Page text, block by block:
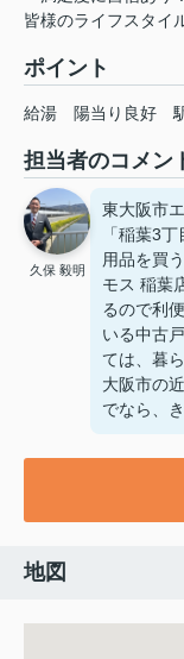
皆様のライフスタイ
ポイント
給湯 陽当り良好
担当者のコメン
久保 毅明
東大阪市
「稲葉3
用品を買
モス 稲葉
るので利
いる中古
ては、暮
大阪市の
でなら、
地図